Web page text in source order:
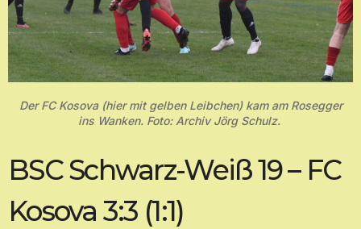
Der FC Kosova (hier mit gelben Leibchen) kam am Rosegger
ins Wanken. Foto: Archiv Jörg Schulz.
BSC Schwarz-Weiß 19 – FC
Kosova 3:3 (1:1)